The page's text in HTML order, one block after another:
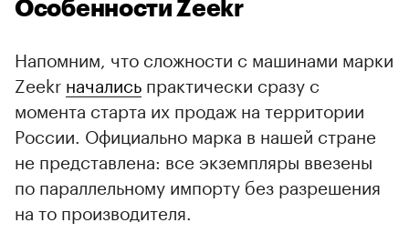
Особенности Zeekr
Напомним, что сложности с машинами марки
Zeekr начались практически сразу с
момента старта их продаж на территории
России. Официально марка в нашей стране
не представлена: все экземпляры ввезены
по параллельному импорту без разрешения
на то производителя.